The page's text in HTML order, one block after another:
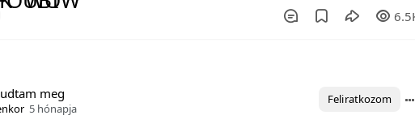
meg
5 hónapja
Feliratkozom